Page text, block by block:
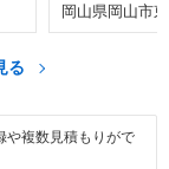
岡山県岡山市
る
や複数見積もりがで